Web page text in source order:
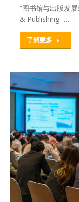
“图书馆与出版发
& Publishing -…
了解更多